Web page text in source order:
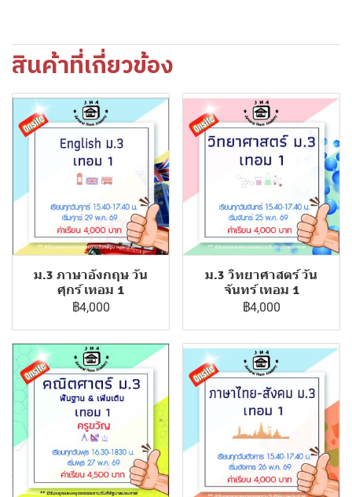
สินค้าที่เกี่ยวข้อง
ม.3 ภาษาอังกฤษ วัน
ศุกร์ เทอม 1
฿4,000
ม.3 วิทยาศาสตร์ วัน
จันทร์ เทอม 1
฿4,000